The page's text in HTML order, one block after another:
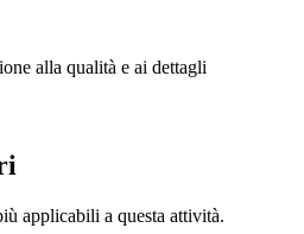
alla qualità e ai dettagli
applicabili a questa attività.